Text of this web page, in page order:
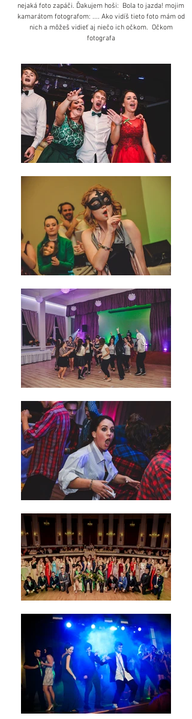
nejaká foto zapáči. Ďakujem hoši: Bola to jazda! mojim
kamarátom fotografom: .... Ako vidíš tieto foto mám od
nich a môžeš vidieť aj niečo ich očkom. Očkom
fotografa